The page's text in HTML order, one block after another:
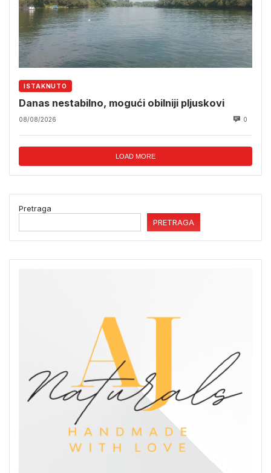
ISTAKNUTO
Danas nestabilno, mogući obilniji pljuskovi
08/08/2026 0
LOAD MORE
Pretraga
PRETRAGA